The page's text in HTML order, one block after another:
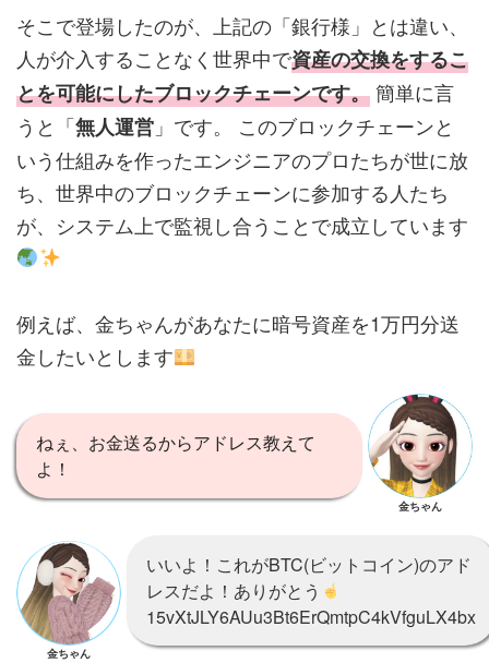
そこで登場したのが、上記の「銀行様」とは違い、
人が介入することなく世界中で資産の交換をするこ
とを可能にしたブロックチェーンです。簡単に言
うと「無人運営 」です。 このブロックチェーンと
いう仕組みを作ったエンジニアのプロたちが世に放
ち、世界中のブロックチェーンに参加する人たち
が、システム上で監視し合うことで成立しています
例えば、金ちゃんがあなたに暗号資産を1万円分送
金したいとします
ねぇ、お金送るからアドレス教えて
よ！
金ちゃん
金ちゃん
いいよ！これがBTC(ビットコイン)のアド
レスだよ！ありがとう
15vXtJLY6AUu3Bt6ErQmtpC4kVfguLX4bx